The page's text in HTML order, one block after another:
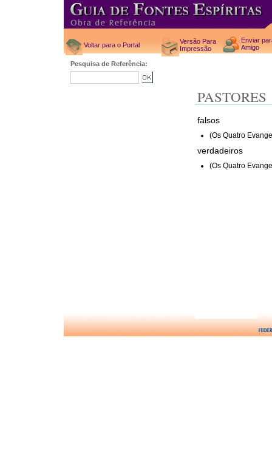
Voltar para o Portal
Versão Para
Impressão
Enviar
Amigo
Pesquisa de Referência:
PASTORES
falsos
(Os Quatro
verdadeiros
(Os Quatro